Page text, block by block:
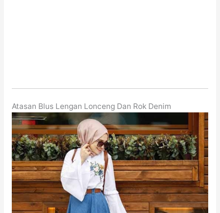
Atasan Blus Lengan Lonceng Dan Rok Denim